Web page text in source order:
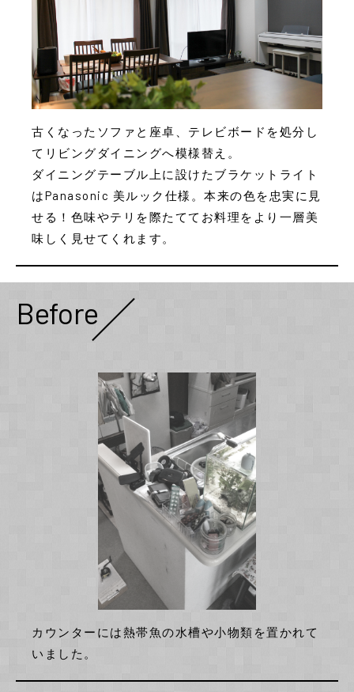
古くなったソファと座卓、テレビボードを処分し
てリビングダイニングへ模様替え。
ダイニングテーブル上に設けたブラケットライト
はPanasonic 美ルック仕様。本来の色を忠実に見
せる！色味やテリを際たててお料理をより一層美
味しく見せてくれます。
Before
カウンターには熱帯魚の水槽や小物類を置かれて
いました。